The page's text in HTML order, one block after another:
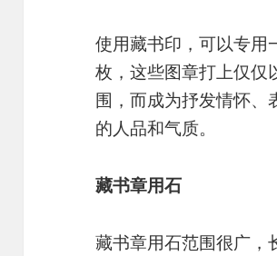
使用藏书印，可以专用
枚，这些图章打上仅仅
围，而成为抒发情怀、
的人品和气质。
藏书章用石
藏书章用石范围很广，